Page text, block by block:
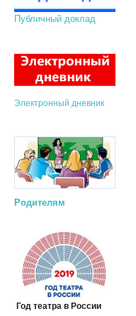
Публичный доклад
Электронный дневник
Родителям
Год театра в России